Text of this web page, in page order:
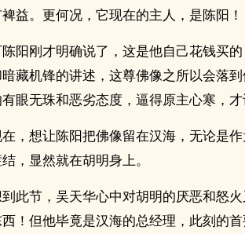
益。更何况，它现在的主人，是陈阳！
阳刚才明确说了，这是他自己花钱买
藏机锋的讲述，这尊佛像之所以会落
眼无珠和恶劣态度，逼得原主心寒，才
，想让陈阳把佛像留在汉海，无论是
，显然就在胡明身上。
此节，吴天华心中对胡明的厌恶和怒
！但他毕竟是汉海的总经理，此刻的